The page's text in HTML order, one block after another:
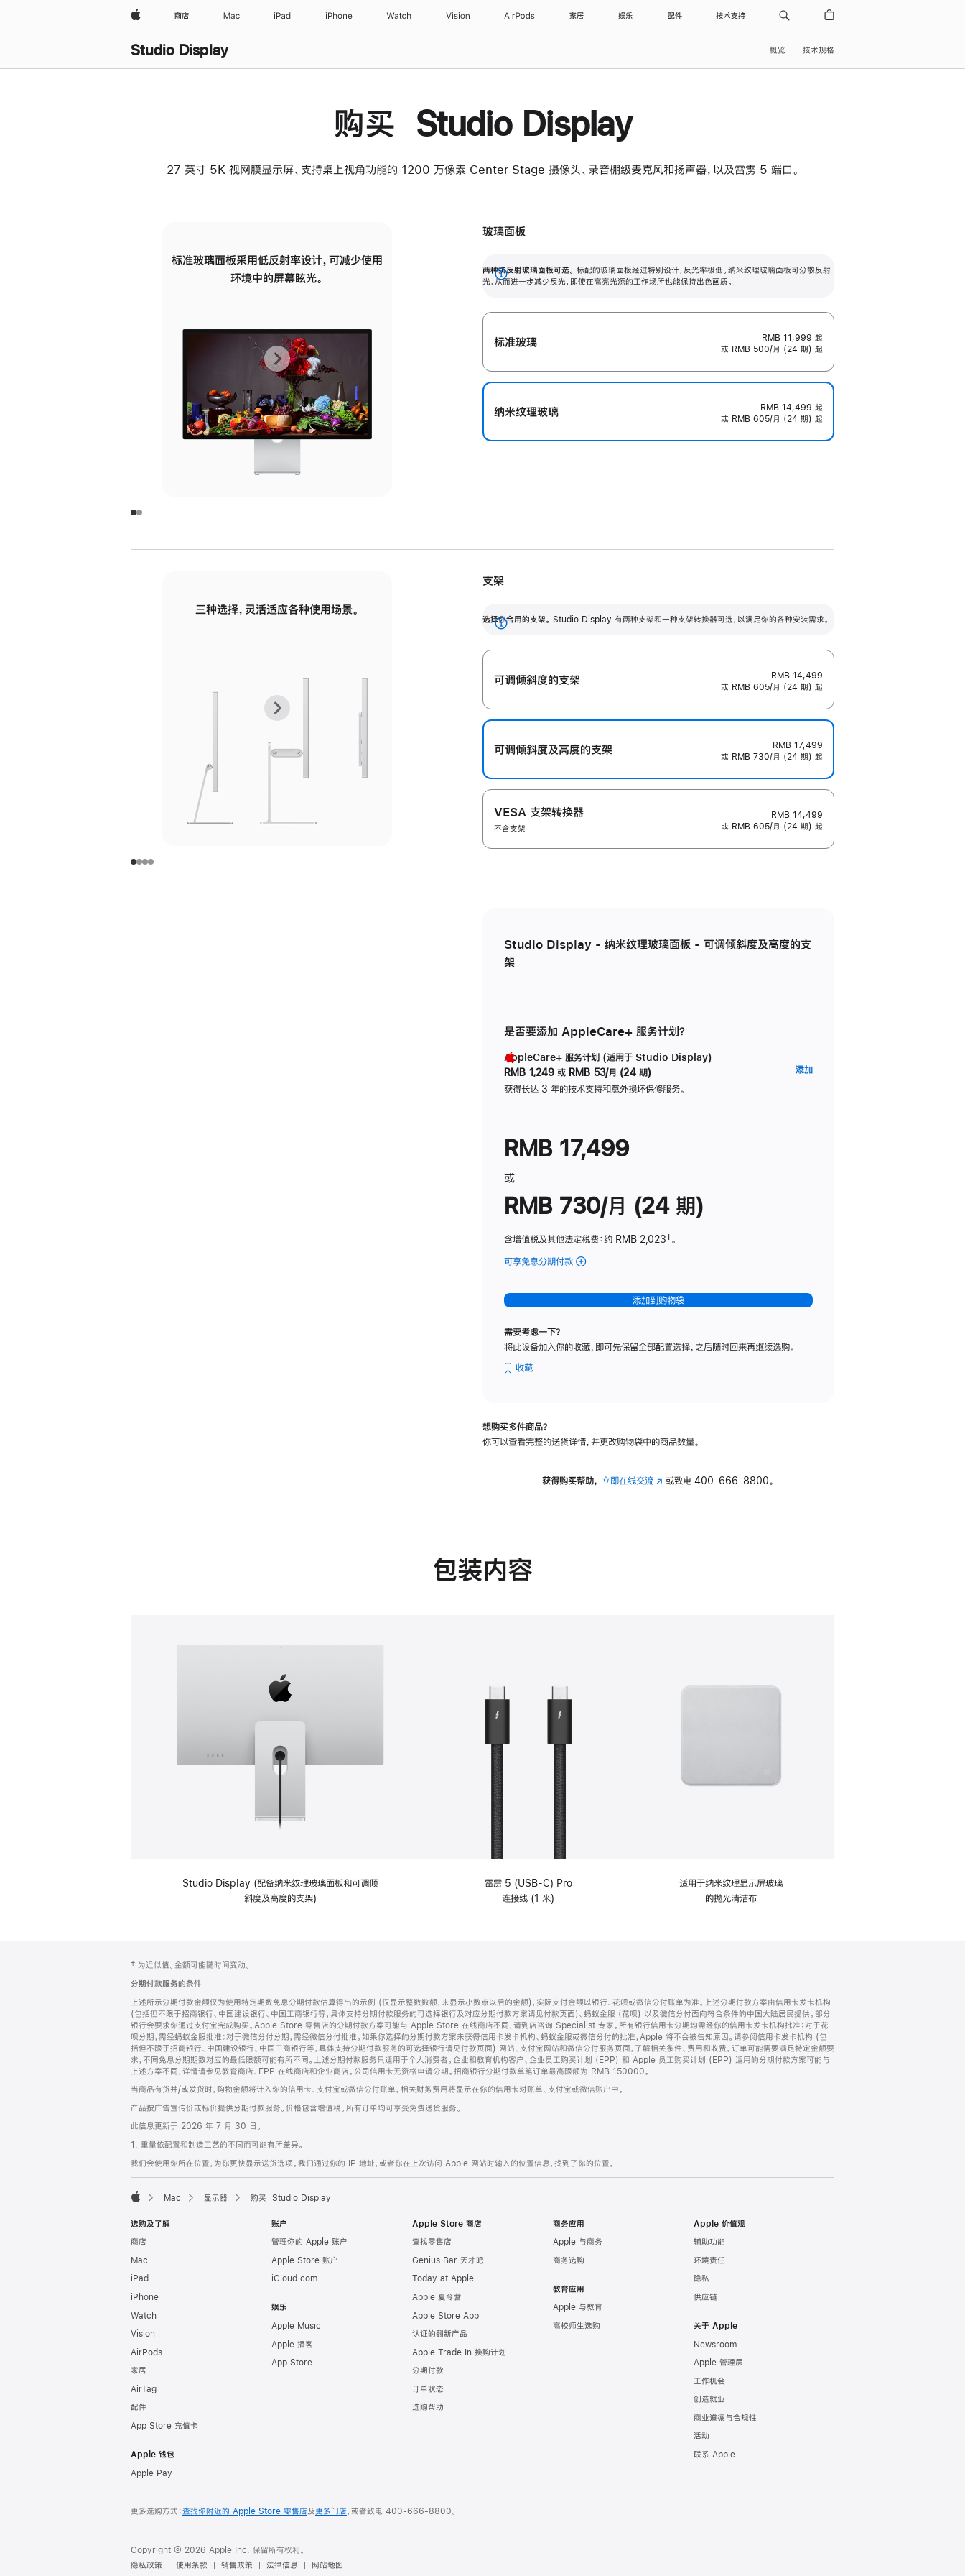
Apple 商店 Mac iPad iPhone Watch Vision AirPods 家居 娱乐 配件 技术支持
Studio Display 概览 技术规格
购买 Studio Display
27 英寸 5K 视网膜显示屏、支持桌上视角功能的 1200 万像素 Center Stage 摄像头、录音棚级麦克风和扬声器，以及雷雳 5 端口。
标准玻璃面板采用低反射率设计，可减少使用
环境中的屏幕眩光。
有高亮光源的场所使用，也能保持出色画质。
上
一
张
图
面
下
一
张
图
面
玻璃面板
两种抗反射玻璃面板可选。 标配的玻璃面板经过特别设计，反光率极低。纳米纹理玻璃面板可分散反射
光，从而进一步减少反光，即使在高亮光源的工作场所也能保持出色画质。
展
标准玻璃 RMB 11,999 起
或 RMB 500/月 (24 期) 起
纳米纹理玻璃 RMB 14,499 起
或 RMB 605/月 (24 期) 起
三种选择，灵活适应各种使用场景。
调节范围。
毫米的高度调节范围。
上
张
下
张
支架
选择你合用的支架。 Studio Display 有两种支架和一种支架转换器可选，以满足你的各种安装需求。
展
开
可调倾斜度的支架
RMB 14,499
或 RMB 605/月 (24 期) 起
可调倾斜度及高‍度的支‍架
RMB 17,499
或 RMB 730/月 (24 期) 起
VESA 支架转换器
不含支架
RMB 14,499
或 RMB 605/月 (24 期) 起
Studio Display - 纳米纹理玻璃面板 - 可调倾斜度及高度的支
架
是否要添加 AppleCare+ 服务计划？
AppleCare+ 服务计划 (适用于 Studio Display)
RMB 1,249 或 RMB 53/月 (24 期)
获得长达 3 年的技术支持和意外损坏保修服务。
添加
RMB 17,499
或
RMB 730/月 (24 期)
含增值税及其他法定税费：约 RMB 2,023脚
‡。
可享免息分期付款 (Studio
-
纳
理
可
斜
添加到购物袋
需要考虑一下？
将此设备加入你的收藏，即可先保留全部配置选择，之后随时回来再继续选购。
收藏
想购买多件商品？
你可以查看完整的送货详情，并更改购物袋中的商品数量。
获得购买帮助， 立即在线交流(在 或致电400-666-8800。
包装内容
Studio Display (配备纳米纹理玻璃面板和可调倾
斜度及高度的支架)
雷雳 5 (USB-C) Pro
连接线 (1 米)
适用于纳米纹理显示屏玻璃
的抛光清洁布
页
脚
注
‡ 为近似值。金额可能随时间变动。
分期付款服务的条件
上述所示分期付款金额仅为使用特定期数免息分期付款估算得出的示例 (仅显示整数数额，未显示小数点以后的金额)，实际支付金额以银行、花呗或微信分付账单为准。上述分期付款方案由信用卡发卡机构
(包括但不限于招商银行、中国建设银行、中国工商银行等，具体支持分期付款服务的可选择银行及对应分期付款方案请见付款页面)、蚂蚁金服 (花呗) 以及微信分付面向符合条件的中国大陆居民提供。部分
银行会要求你通过支付宝完成购买。Apple Store 零售店的分期付款方案可能与 Apple Store 在线商店不同，请到店咨询 Specialist 专家。所有银行信用卡分期均需经你的信用卡发卡机构批准；对于花
呗分期，需经蚂蚁金服批准；对于微信分付分期，需经微信分付批准。如果你选择的分期付款方案未获得信用卡发卡机构、蚂蚁金服或微信分付的批准，Apple 将不会被告知原因。请参阅信用卡发卡机构 (包
括但不限于招商银行、中国建设银行、中国工商银行等，具体支持分期付款服务的可选择银行请见付款页面) 网站、支付宝网站和微信分付服务页面，了解相关条件、费用和收费。订单可能需要满足特定金额要
求，不同免息分期期数对应的最低限额可能有所不同。上述分期付款服务只适用于个人消费者。企业和教育机构客户、企业员工购买计划 (EPP) 和 Apple 员工购买计划 (EPP) 适用的分期付款方案可能与
上述方案不同，详情请参见教育商店、EPP 在线商店和企业商店。公司信用卡无资格申请分期。招商银行分期付款单笔订单最高限额为 RMB 150000。
当商品有货并/或发货时，购物金额将计入你的信用卡、支付宝或微信分付账单。相关财务费用将显示在你的信用卡对账单、支付宝或微信账户中。
产品按广告宣传价或标价提供分期付款服务。价格包含增值税。所有订单均可享受免费送货服务。
此信息更新于 2026 年 7 月 30 日。
1. 重量依配置和制造工艺的不同而可能有所差异。
我们会使用你所在位置，为你更快显示送货选项。我们通过你的 IP 地址，或者你在上次访问 Apple 网站时输入的位置信息，找到了你的位置。
Mac 显示器 购买 Studio Display
选购及了解
商店
Mac
iPad
iPhone
Watch
Vision
AirPods
家居
AirTag
配件
App Store 充值卡
Apple 钱包
Apple Pay
账户
管理你的 Apple 账户
Apple Store 账户
iCloud.com
娱乐
Apple Music
Apple 播客
App Store
Apple Store 商店
查找零售店
Genius Bar 天才吧
Today at Apple
Apple 夏令营
Apple Store App
认证的翻新产品
Apple Trade In 换购计划
分期付款
订单状态
选购帮助
商务应用
Apple 与商务
商务选购
教育应用
Apple 与教育
高校师生选购
Apple 价值观
辅助功能
环境责任
隐私
供应链
关于 Apple
Newsroom
Apple 管理层
工作机会
创造就业
商业道德与合规性
活动
联系 Apple
更多选购方式：查找你附近的 Apple Store 零售店及更多门店，或者致电 400-666-8800。
Copyright © 2026 Apple Inc. 保留所有权利。
隐私政策
使用条款 销售政策 法律信息 网站地图